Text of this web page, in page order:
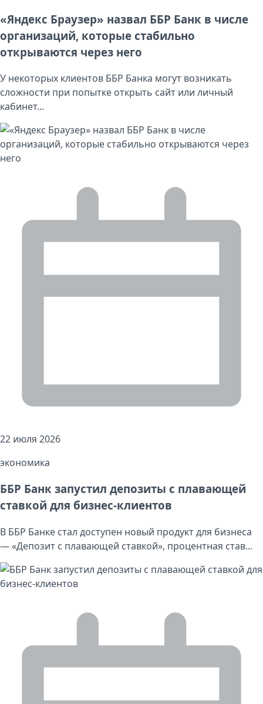
«Яндекс Браузер» назвал ББР Банк в числе
организаций, которые стабильно
открываются через него
У некоторых клиентов ББР Банка могут возникать
сложности при попытке открыть сайт или личный
кабинет...
22 июля 2026
экономика
ББР Банк запустил депозиты с плавающей
ставкой для бизнес-клиентов
В ББР Банке стал доступен новый продукт для бизнеса
— «Депозит с плавающей ставкой», процентная став...